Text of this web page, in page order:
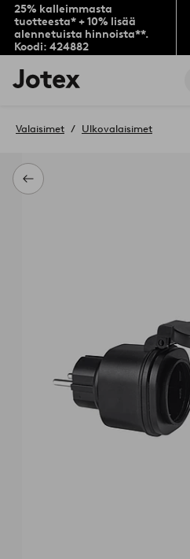
25% kalleimmasta
tuotteesta* + 10% lisää
alennetuista hinnoista**.
Koodi: 424882
Jotex-
logo
aloitussivulle
Takaisin
Valaisimet Ulkovalaisimet